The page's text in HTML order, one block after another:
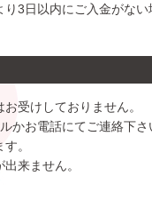
3日以内にご入金がな
受けしておりません。
かお電話にてご連絡下さ
。
来ません。